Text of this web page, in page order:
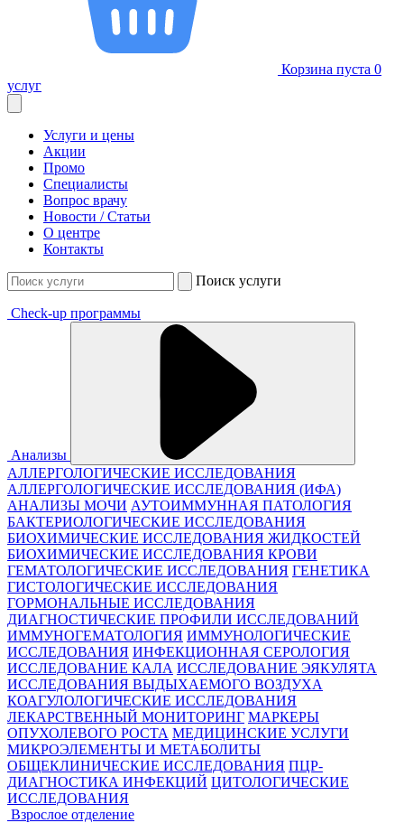
Корзина пуста 0
услуг
Услуги и цены
Акции
Промо
Специалисты
Вопрос врачу
Новости / Статьи
О центре
Контакты
Поиск услуги
Check-up программы
Анализы
АЛЛЕРГОЛОГИЧЕСКИЕ ИССЛЕДОВАНИЯ
АЛЛЕРГОЛОГИЧЕСКИЕ ИССЛЕДОВАНИЯ (ИФА)
АНАЛИЗЫ МОЧИ АУТОИММУННАЯ ПАТОЛОГИЯ
БАКТЕРИОЛОГИЧЕСКИЕ ИССЛЕДОВАНИЯ
БИОХИМИЧЕСКИЕ ИССЛЕДОВАНИЯ ЖИДКОСТЕЙ
БИОХИМИЧЕСКИЕ ИССЛЕДОВАНИЯ КРОВИ
ГЕМАТОЛОГИЧЕСКИЕ ИССЛЕДОВАНИЯ ГЕНЕТИКА
ГИСТОЛОГИЧЕСКИЕ ИССЛЕДОВАНИЯ
ГОРМОНАЛЬНЫЕ ИССЛЕДОВАНИЯ
ДИАГНОСТИЧЕСКИЕ ПРОФИЛИ ИССЛЕДОВАНИЙ
ИММУНОГЕМАТОЛОГИЯ ИММУНОЛОГИЧЕСКИЕ
ИССЛЕДОВАНИЯ ИНФЕКЦИОННАЯ СЕРОЛОГИЯ
ИССЛЕДОВАНИЕ КАЛА ИССЛЕДОВАНИЕ ЭЯКУЛЯТА
ИССЛЕДОВАНИЯ ВЫДЫХАЕМОГО ВОЗДУХА
КОАГУЛОЛОГИЧЕСКИЕ ИССЛЕДОВАНИЯ
ЛЕКАРСТВЕННЫЙ МОНИТОРИНГ МАРКЕРЫ
ОПУХОЛЕВОГО РОСТА МЕДИЦИНСКИЕ УСЛУГИ
МИКРОЭЛЕМЕНТЫ И МЕТАБОЛИТЫ
ОБЩЕКЛИНИЧЕСКИЕ ИССЛЕДОВАНИЯ ПЦР-
ДИАГНОСТИКА ИНФЕКЦИЙ ЦИТОЛОГИЧЕСКИЕ
ИССЛЕДОВАНИЯ
Взрослое отделение